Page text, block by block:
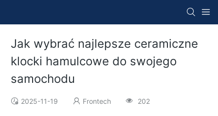
Jak wybrać najlepsze ceramiczne
klocki hamulcowe do swojego
samochodu
2025-11-19 Frontech 202